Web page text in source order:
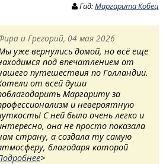
Гид:Маргарита Кобец
и Грегорий, 04 мая 2026
уже вернулись домой, но всё еще
под впечатлением от
путешествия по Голландии.
от всей души
Маргариту за
и невероятную
С ней было очень легко и
она не просто показала
страну, а создала ту самую
благодаря которой
>